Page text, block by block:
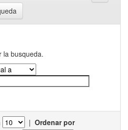
la busqueda.
| Ordenar por